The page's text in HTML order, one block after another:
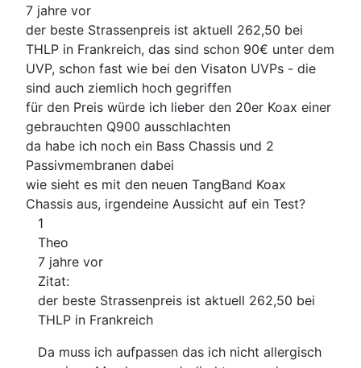
7 jahre vor
der beste Strassenpreis ist aktuell 262,50 bei
THLP in Frankreich, das sind schon 90€ unter dem
UVP, schon fast wie bei den Visaton UVPs - die
sind auch ziemlich hoch gegriffen
für den Preis würde ich lieber den 20er Koax einer
gebrauchten Q900 ausschlachten
da habe ich noch ein Bass Chassis und 2
Passivmembranen dabei
wie sieht es mit den neuen TangBand Koax
Chassis aus, irgendeine Aussicht auf ein Test?
1
Theo
7 jahre vor
Zitat:
der beste Strassenpreis ist aktuell 262,50 bei
THLP in Frankreich
Da muss ich aufpassen das ich nicht allergisch